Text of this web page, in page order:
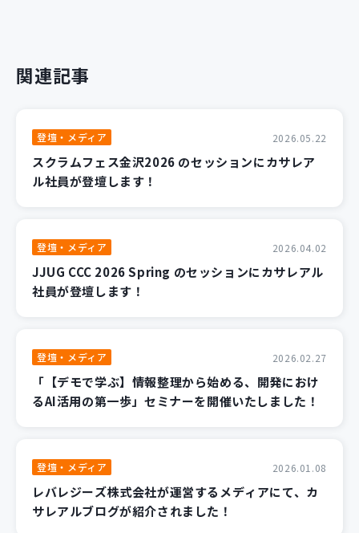
関連記事
登壇・メディア 2026.05.22
スクラムフェス金沢2026 のセッションにカサレア
ル社員が登壇します！
登壇・メディア 2026.04.02
JJUG CCC 2026 Spring のセッションにカサレアル
社員が登壇します！
登壇・メディア 2026.02.27
「【デモで学ぶ】情報整理から始める、開発におけ
るAI活用の第一歩」セミナーを開催いたしました！
登壇・メディア 2026.01.08
レバレジーズ株式会社が運営するメディアにて、カ
サレアルブログが紹介されました！